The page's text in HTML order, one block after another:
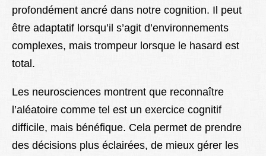
profondément ancré dans notre cognition. Il peut
être adaptatif lorsqu’il s’agit d’environnements
complexes, mais trompeur lorsque le hasard est
total.
Les neurosciences montrent que reconnaître
l’aléatoire comme tel est un exercice cognitif
difficile, mais bénéfique. Cela permet de prendre
des décisions plus éclairées, de mieux gérer les